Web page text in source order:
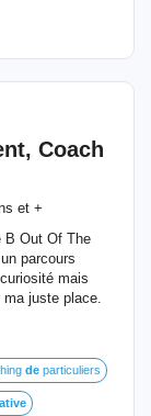
Coach
et +
B Out Of The
parcours
mais
juste place.
de particuliers